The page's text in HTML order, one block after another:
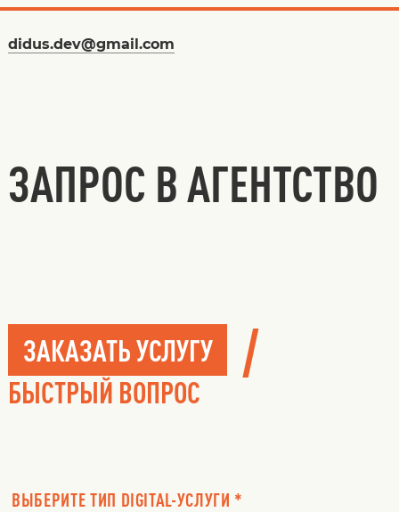
didus.dev@gmail.com
ЗАПРОС В АГЕНТСТВО
ЗАКАЗАТЬ УСЛУГУ /
БЫСТРЫЙ ВОПРОС
ВЫБЕРИТЕ ТИП DIGITAL-УСЛУГИ *